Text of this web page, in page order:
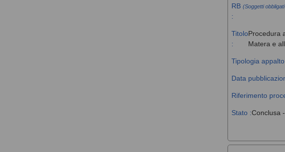
RB (Soggetti
:
Titolo
:
Procedura
Matera e
Tipologia
Data
Riferimento
Stato :Conclusa